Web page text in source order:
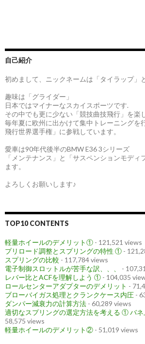
自己紹介
初めまして、ニックネームは「タイラップ」
趣味は「グライダー」
日本ではマイナーなスカイスポーツです.
その中でも更に少ない「競技曲技飛行」を楽
毎年夏に欧州に出かけて集中トレーニングを
飛行世界選手権」に参戦しています。
愛車は90年代後半のBMW E36 3シリーズ
「メンテナンス」と「サスペンションモディ
ます。
よろしくお願いします♪
TOP10 CONTENTS
軽量ホイールのデメリット① - 121,521 views
プリロード調整とスプリングの特性 ① -
スプリングの比較 - 117,784 views
電子制御スロットルが苦手な訳、、、
-
レバー比とACFを理解しよう ① - 104,035
ロールセンターアダプターのデメリット -
ブローバイガス処理とクランクケース内圧 -
ダンパー減衰力の計算方法 - 60,289 views
適切なスプリングの選定方法を考える ① バ
58,575 views
軽量ホイールのデメリット② - 51,019 views